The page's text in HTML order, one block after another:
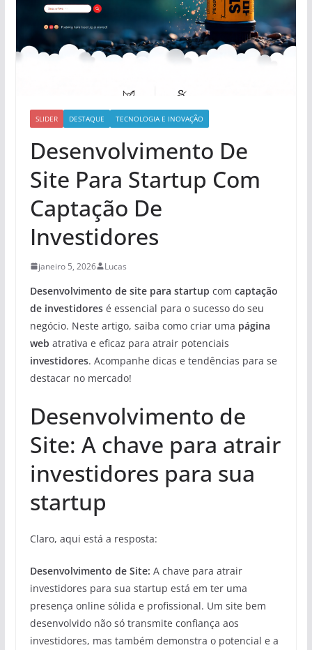
SLIDER DESTAQUE TECNOLOGIA E INOVAÇÃO
Desenvolvimento De
Site Para Startup Com
Captação De
Investidores
janeiro 5, 2026 Lucas
Desenvolvimento de site para startup com captação
de investidoresé essencial para o sucesso do seu
negócio. Neste artigo, saiba como criar uma página
web atrativa e eficaz para atrair potenciais
investidores. Acompanhe dicas e tendências para se
destacar no mercado!
Desenvolvimento de
Site: A chave para atrair
investidores para sua
startup
Claro, aqui está a resposta:
Desenvolvimento de Site: A chave para atrair
investidores para sua startup está em ter uma
presença online sólida e profissional. Um site bem
desenvolvido não só transmite confiança aos
investidores, mas também demonstra o potencial e a